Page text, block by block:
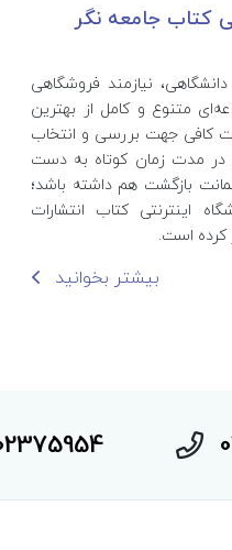
کتاب جامعه نگر
نیازمند فروشگاهی
متنوع و کامل از بهترین
کافی جهت بررسی و انتخاب
مدت زمان کوتاه به دست
بازگشت هم داشته باشد؛
اینترنتی کتاب انتشارات
کرده است.
بیشتر بخوانید